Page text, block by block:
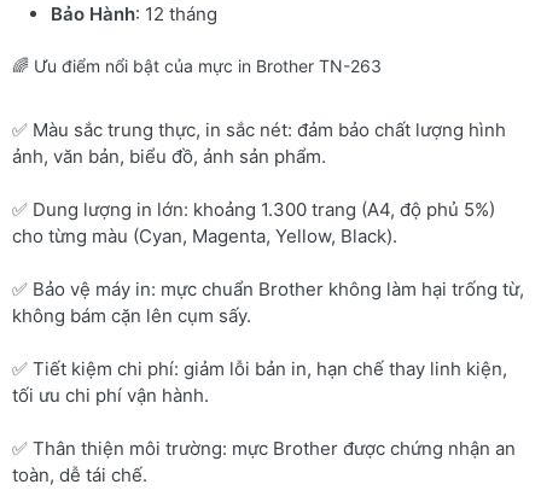
Bảo Hành: 12 tháng
🌈 Ưu điểm nổi bật của mực in Brother TN-263
✅ Màu sắc trung thực, in sắc nét: đảm bảo chất lượng hình
ảnh, văn bản, biểu đồ, ảnh sản phẩm.
✅ Dung lượng in lớn: khoảng 1.300 trang (A4, độ phủ 5%)
cho từng màu (Cyan, Magenta, Yellow, Black).
✅ Bảo vệ máy in: mực chuẩn Brother không làm hại trống từ,
không bám cặn lên cụm sấy.
✅ Tiết kiệm chi phí: giảm lỗi bản in, hạn chế thay linh kiện,
tối ưu chi phí vận hành.
✅ Thân thiện môi trường: mực Brother được chứng nhận an
toàn, dễ tái chế.